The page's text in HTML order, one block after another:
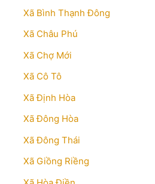
Xã Bình Thạnh Đông
Xã Châu Phú
Xã Chợ Mới
Xã Cô Tô
Xã Định Hòa
Xã Đông Hòa
Xã Đông Thái
Xã Giồng Riềng